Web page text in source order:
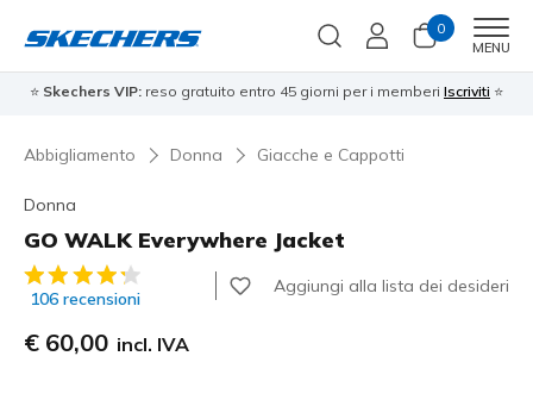
0
MENU
⭐ Skechers VIP: reso gratuito entro 45 giorni per i memberi Iscriviti ⭐
Abbigliamento Donna Giacche e Cappotti
Donna
GO WALK Everywhere Jacket
Valutazione cliente 4,1 su 5
106 recensioni
Aggiungi alla lista dei desideri
€ 60,00 incl. IVA